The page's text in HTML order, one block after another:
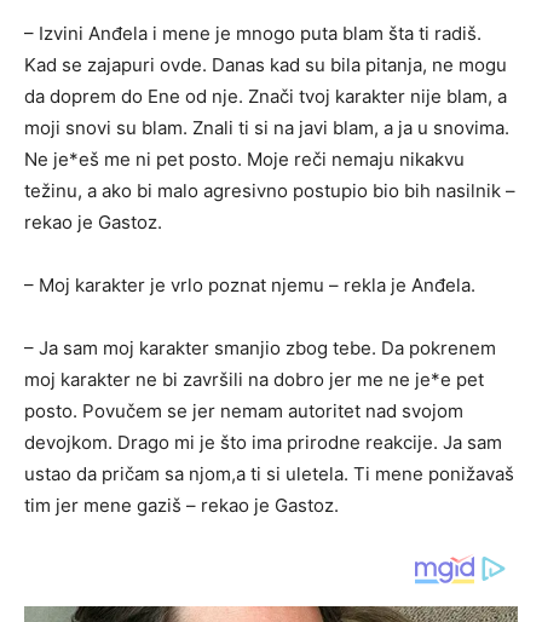
– Izvini Anđela i mene je mnogo puta blam šta ti radiš.
Kad se zajapuri ovde. Danas kad su bila pitanja, ne mogu
da doprem do Ene od nje. Znači tvoj karakter nije blam, a
moji snovi su blam. Znali ti si na javi blam, a ja u snovima.
Ne je*eš me ni pet posto. Moje reči nemaju nikakvu
težinu, a ako bi malo agresivno postupio bio bih nasilnik –
rekao je Gastoz.
– Moj karakter je vrlo poznat njemu – rekla je Anđela.
– Ja sam moj karakter smanjio zbog tebe. Da pokrenem
moj karakter ne bi završili na dobro jer me ne je*e pet
posto. Povučem se jer nemam autoritet nad svojom
devojkom. Drago mi je što ima prirodne reakcije. Ja sam
ustao da pričam sa njom,a ti si uletela. Ti mene ponižavaš
tim jer mene gaziš – rekao je Gastoz.